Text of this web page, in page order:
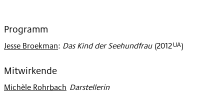
Programm
Jesse Broekman: Das Kind der Seehundfrau (2012UA)
Mitwirkende
Michèle Rohrbach: Darstellerin